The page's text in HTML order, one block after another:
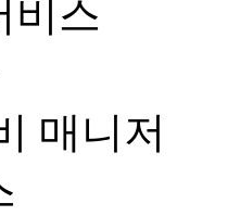
비스
매니저